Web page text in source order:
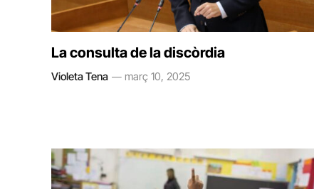
La consulta de la discòrdia
Violeta Tena març 10, 2025